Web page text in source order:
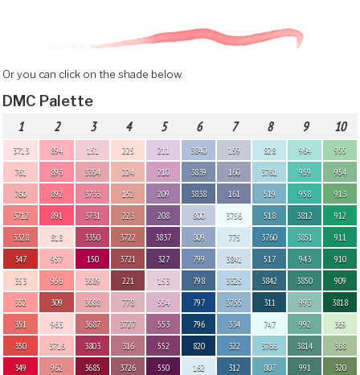
Or you can click on the shade below.
DMC Palette
1 2 3 4 5 6 7 8 9 10
3713
761
760
3712
3328
347
353
352
351
350
349
894
893
892
891
818
957
956
309
963
3716
962
151
3354
3733
3731
3350
150
3689
3688
3687
3803
3685
225
224
152
223
3722
3721
221
778
3727
316
3726
211
210
209
208
3837
327
153
554
553
552
550
3840
3839
3838
800
809
799
798
797
796
820
162
159
160
161
3756
775
3841
3325
3755
334
322
312
828
3761
519
518
3760
517
3842
311
747
3766
807
964
959
958
3812
3851
943
3850
993
992
3814
991
955
954
913
912
911
910
909
3818
369
368
320